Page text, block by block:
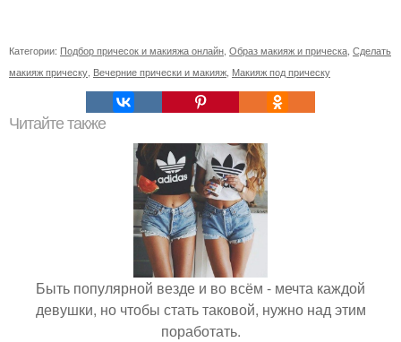
Категории: Подбор причесок и макияжа онлайн Образ макияж и прическа Сделать
макияж прическу Вечерние прически и макияж Макияж под прическу
Читайте также
Быть популярной везде и во всём - мечта каждой
девушки, но чтобы стать таковой, нужно над этим
поработать.